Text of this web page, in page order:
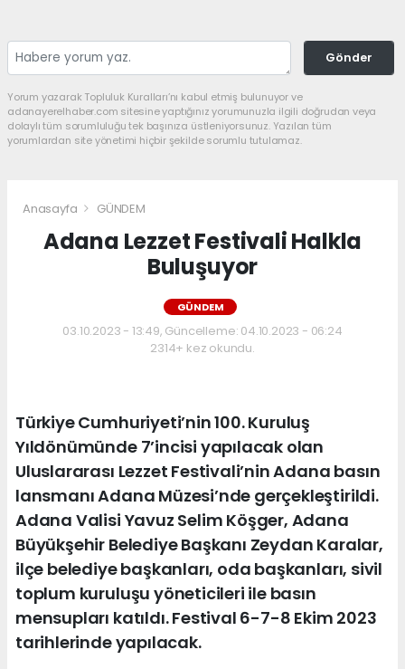
Gönder
Yorum yazarak Topluluk Kuralları’nı kabul etmiş bulunuyor ve
adanayerelhaber.com sitesine yaptığınız yorumunuzla ilgili doğrudan veya
dolaylı tüm sorumluluğu tek başınıza üstleniyorsunuz. Yazılan tüm
yorumlardan site yönetimi hiçbir şekilde sorumlu tutulamaz.
Anasayfa GÜNDEM
Adana Lezzet Festivali Halkla
Buluşuyor
GÜNDEM
03.10.2023 - 13:49, Güncelleme: 04.10.2023 - 06:24
2314+ kez okundu.
Türkiye Cumhuriyeti’nin 100. Kuruluş
Yıldönümünde 7’incisi yapılacak olan
Uluslararası Lezzet Festivali’nin Adana basın
lansmanı Adana Müzesi’nde gerçekleştirildi.
Adana Valisi Yavuz Selim Köşger, Adana
Büyükşehir Belediye Başkanı Zeydan Karalar,
ilçe belediye başkanları, oda başkanları, sivil
toplum kuruluşu yöneticileri ile basın
mensupları katıldı. Festival 6-7-8 Ekim 2023
tarihlerinde yapılacak.